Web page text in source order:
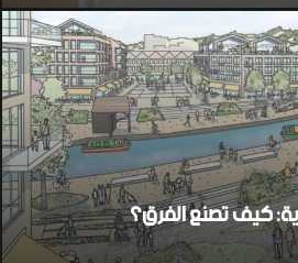
كيف تصنع الفرق؟